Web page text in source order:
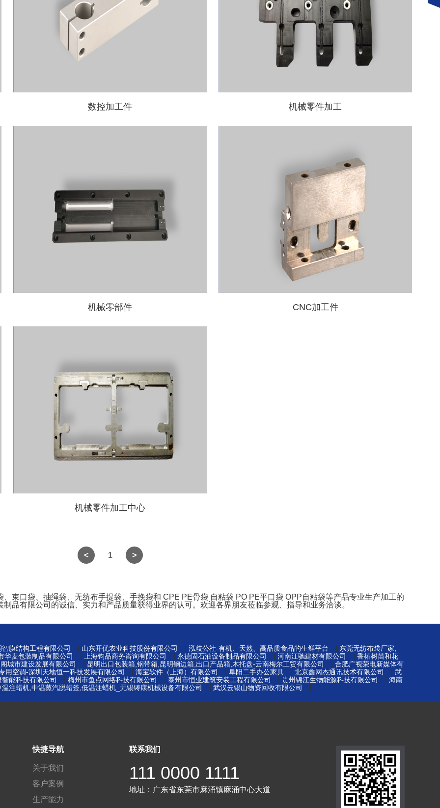
数控加工件 机械零件加工
机械零部件 CNC加工件
机械零件加工中心
1
束口袋、抽绳袋、无纺布手提袋、手挽袋和 CPE PE骨袋 自粘袋 PO PE平口袋 OPP自粘袋等产品专业生产加工的
品有限公司的诚信、实力和产品质量获得业界的认可。欢迎各界朋友莅临参观、指导和业务洽谈。
膜结构工程有限公司 山东开优农业科技股份有限公司 泓歧公社-有机、天然、高品质食品的生鲜平台
东莞无纺布袋厂家,
华麦包装制品有限公司
上海钧品商务咨询有限公司 永德固石油设备制品有限公司 河南江驰建材有限公司
香椿树苗和花
城市建设发展有限公司
昆明出口包装箱,钢带箱,昆明钢边箱,出口产品箱,木托盘-云南梅尔工贸有限公司
合肥广视荣电新媒体有
用空调-深圳天地恒一科技发展有限公司
海宝软件（上海）有限公司 阜阳二手办公家具 北京鑫网杰通讯技术有限公司
武
能科技有限公司
梅州市鱼点网络科技有限公司 泰州市恒业建筑安装工程有限公司 贵州锦江生物能源科技有限公司
海南
温注蜡机,中温蒸汽脱蜡釜,低温注蜡机_无锡铸康机械设备有限公司
武汉云锡山物资回收有限公司
快捷导航
关于我们
客户案例
生产能力
联系我们
111 0000 1111
地址： 广东省东莞市麻涌镇麻涌中心大道